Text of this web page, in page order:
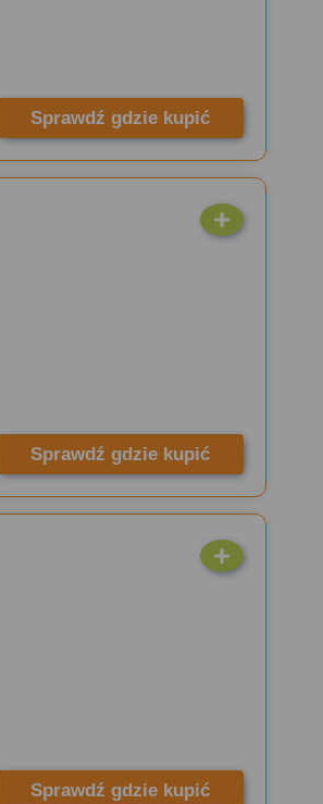
Sprawdź gdzie kupić
Sprawdź gdzie kupić
Sprawdź gdzie kupić